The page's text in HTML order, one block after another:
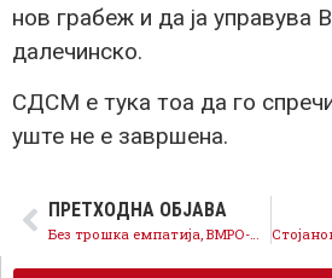
нов грабеж и да ја управува
далечинско.
СДСМ е тука тоа да го
уште не е завршена.
ПРЕТХОДНА ОБЈАВА